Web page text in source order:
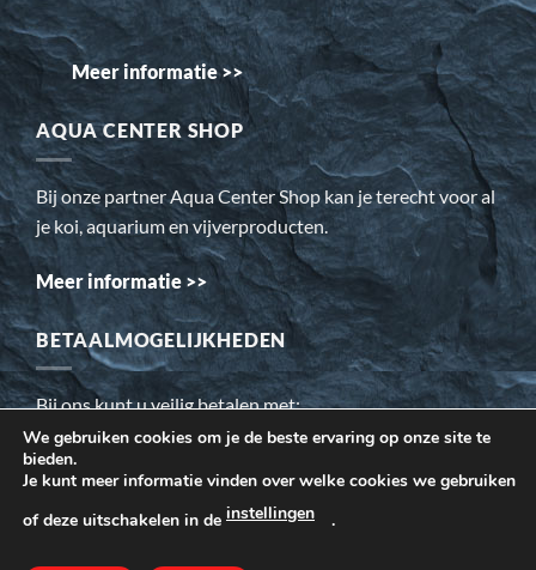
Meer informatie >>
AQUA CENTER SHOP
Bij onze partner Aqua Center Shop kan je terecht voor al
je koi, aquarium en vijverproducten.
Meer informatie >>
BETAALMOGELIJKHEDEN
Bij ons kunt u veilig betalen met:
We gebruiken cookies om je de beste ervaring op onze site te
bieden.
Je kunt meer informatie vinden over welke cookies we gebruiken
of deze uitschakelen in de instellingen .
Wij gebruiken cookies om ervoor te zorgen dat onze website
voor de bezoeker beter werkt. Daarnaast gebruiken wij o.a.
cookies voor onze webstatistieken.